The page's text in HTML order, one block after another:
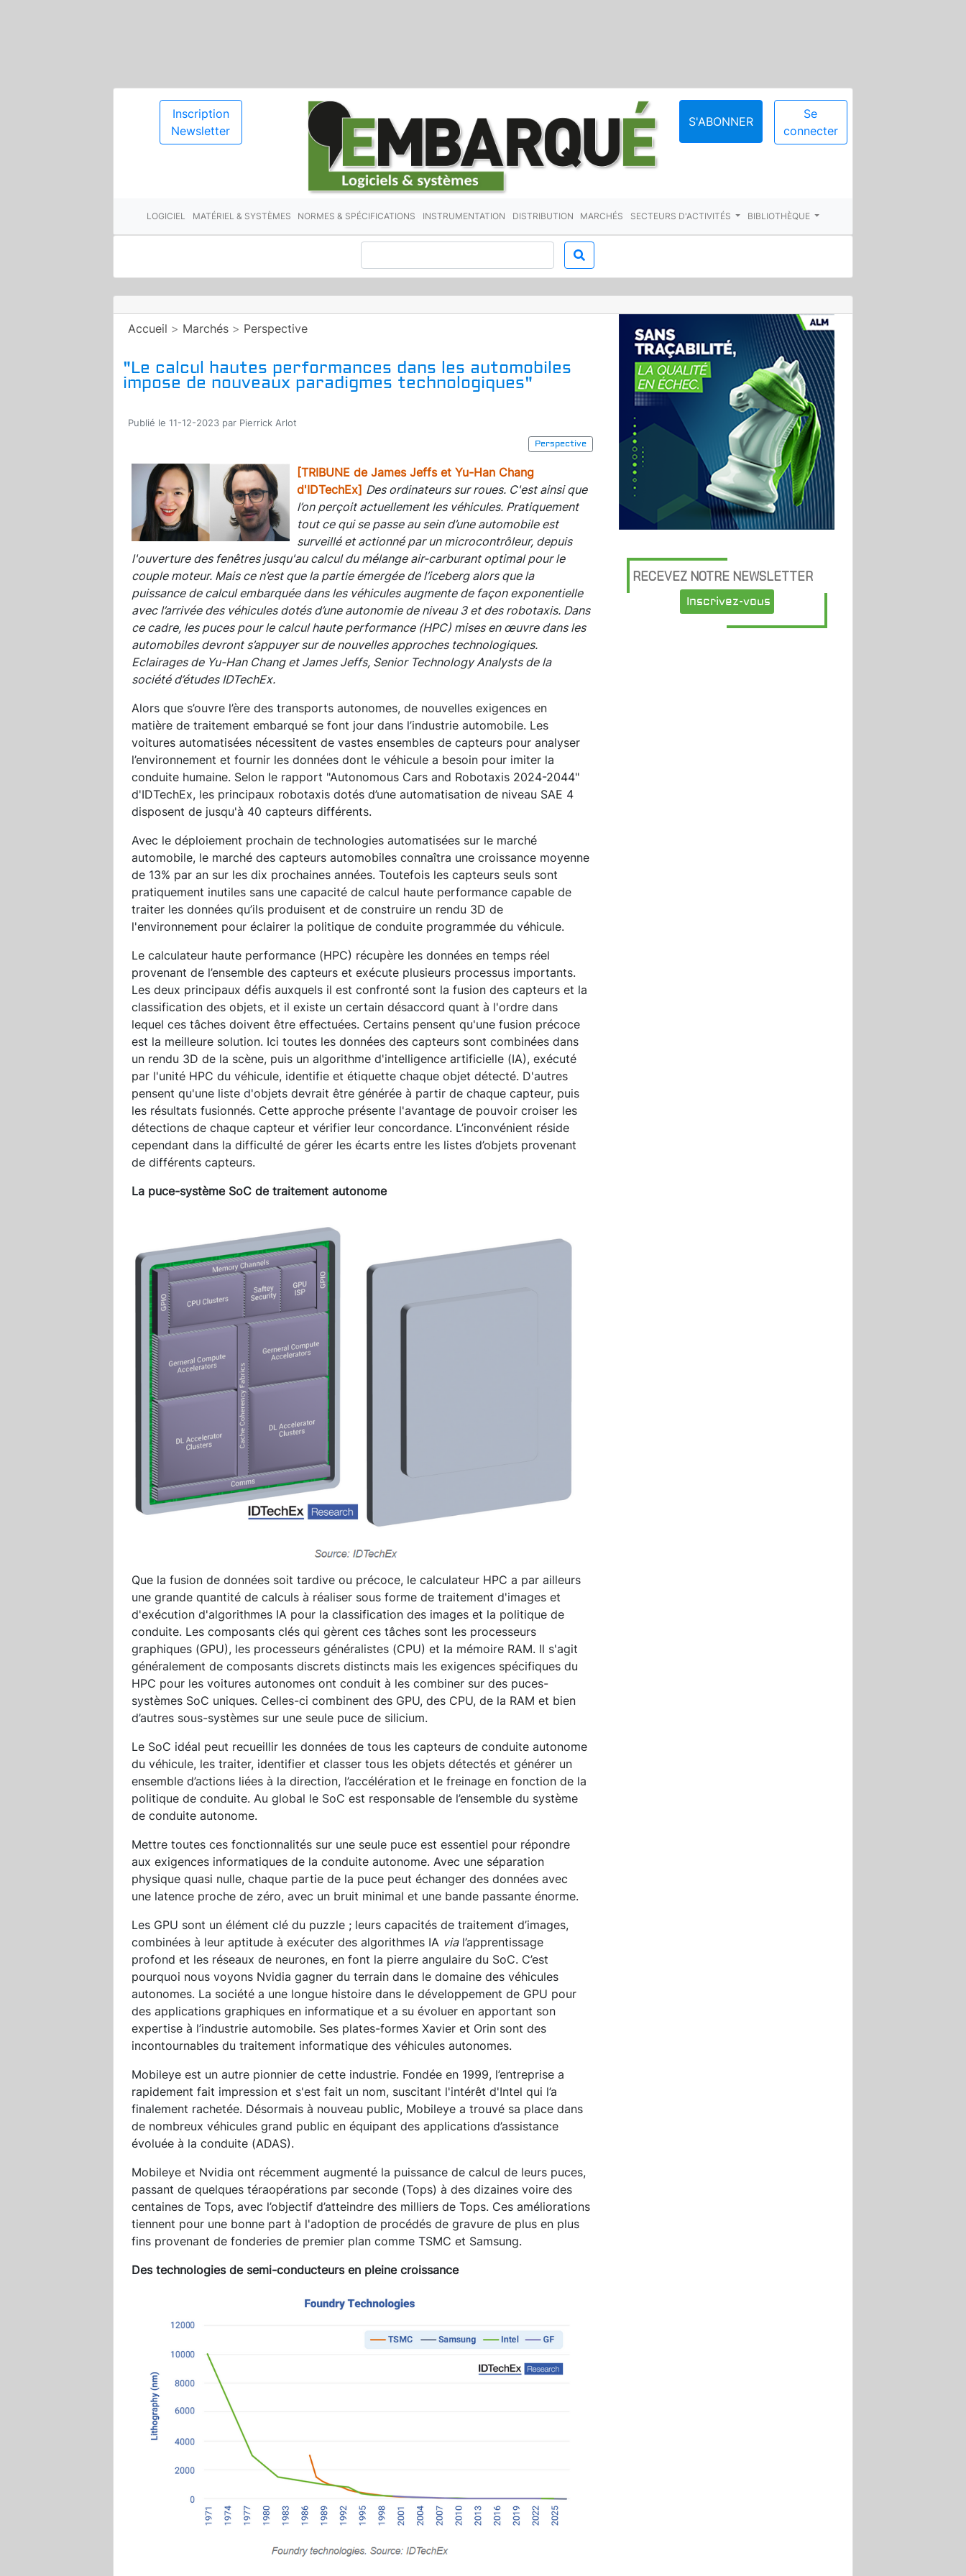
Inscription
Newsletter
S'ABONNER
Se
connecter
LOGICIEL MATÉRIEL & SYSTÈMES NORMES & SPÉCIFICATIONS INSTRUMENTATION DISTRIBUTION MARCHÉS SECTEURS D'ACTIVITÉS BIBLIOTHÈQUE
Accueil > Marchés > Perspective
"Le calcul hautes performances dans les automobiles
impose de nouveaux paradigmes technologiques"
Publié le 11-12-2023 par Pierrick Arlot
Perspective
[TRIBUNE de James Jeffs et Yu-Han Chang
d'IDTechEx] Des ordinateurs sur roues. C'est ainsi que
l’on perçoit actuellement les véhicules. Pratiquement
tout ce qui se passe au sein d’une automobile est
surveillé et actionné par un microcontrôleur, depuis
l'ouverture des fenêtres jusqu'au calcul du mélange air-carburant optimal pour le
couple moteur. Mais ce n’est que la partie émergée de l’iceberg alors que la
puissance de calcul embarquée dans les véhicules augmente de façon exponentielle
avec l’arrivée des véhicules dotés d’une autonomie de niveau 3 et des robotaxis. Dans
ce cadre, les puces pour le calcul haute performance (HPC) mises en œuvre dans les
automobiles devront s’appuyer sur de nouvelles approches technologiques.
Eclairages de Yu-Han Chang et James Jeffs, Senior Technology Analysts de la
société d’études IDTechEx.
Alors que s’ouvre l’ère des transports autonomes, de nouvelles exigences en
matière de traitement embarqué se font jour dans l’industrie automobile. Les
voitures automatisées nécessitent de vastes ensembles de capteurs pour analyser
l’environnement et fournir les données dont le véhicule a besoin pour imiter la
conduite humaine. Selon le rapport "Autonomous Cars and Robotaxis 2024-2044"
d'IDTechEx, les principaux robotaxis dotés d’une automatisation de niveau SAE 4
disposent de jusqu'à 40 capteurs différents.
Avec le déploiement prochain de technologies automatisées sur le marché
automobile, le marché des capteurs automobiles connaîtra une croissance moyenne
de 13% par an sur les dix prochaines années. Toutefois les capteurs seuls sont
pratiquement inutiles sans une capacité de calcul haute performance capable de
traiter les données qu’ils produisent et de construire un rendu 3D de
l'environnement pour éclairer la politique de conduite programmée du véhicule.
Le calculateur haute performance (HPC) récupère les données en temps réel
provenant de l’ensemble des capteurs et exécute plusieurs processus importants.
Les deux principaux défis auxquels il est confronté sont la fusion des capteurs et la
classification des objets, et il existe un certain désaccord quant à l'ordre dans
lequel ces tâches doivent être effectuées. Certains pensent qu'une fusion précoce
est la meilleure solution. Ici toutes les données des capteurs sont combinées dans
un rendu 3D de la scène, puis un algorithme d'intelligence artificielle (IA), exécuté
par l'unité HPC du véhicule, identifie et étiquette chaque objet détecté. D'autres
pensent qu'une liste d'objets devrait être générée à partir de chaque capteur, puis
les résultats fusionnés. Cette approche présente l'avantage de pouvoir croiser les
détections de chaque capteur et vérifier leur concordance. L’inconvénient réside
cependant dans la difficulté de gérer les écarts entre les listes d’objets provenant
de différents capteurs.
La puce-système SoC de traitement autonome
Que la fusion de données soit tardive ou précoce, le calculateur HPC a par ailleurs
une grande quantité de calculs à réaliser sous forme de traitement d'images et
d'exécution d'algorithmes IA pour la classification des images et la politique de
conduite. Les composants clés qui gèrent ces tâches sont les processeurs
graphiques (GPU), les processeurs généralistes (CPU) et la mémoire RAM. Il s'agit
généralement de composants discrets distincts mais les exigences spécifiques du
HPC pour les voitures autonomes ont conduit à les combiner sur des puces-
systèmes SoC uniques. Celles-ci combinent des GPU, des CPU, de la RAM et bien
d’autres sous-systèmes sur une seule puce de silicium.
Le SoC idéal peut recueillir les données de tous les capteurs de conduite autonome
du véhicule, les traiter, identifier et classer tous les objets détectés et générer un
ensemble d’actions liées à la direction, l’accélération et le freinage en fonction de la
politique de conduite. Au global le SoC est responsable de l’ensemble du système
de conduite autonome.
Mettre toutes ces fonctionnalités sur une seule puce est essentiel pour répondre
aux exigences informatiques de la conduite autonome. Avec une séparation
physique quasi nulle, chaque partie de la puce peut échanger des données avec
une latence proche de zéro, avec un bruit minimal et une bande passante énorme.
Les GPU sont un élément clé du puzzle ; leurs capacités de traitement d’images,
combinées à leur aptitude à exécuter des algorithmes IA vial’apprentissage
profond et les réseaux de neurones, en font la pierre angulaire du SoC. C’est
pourquoi nous voyons Nvidia gagner du terrain dans le domaine des véhicules
autonomes. La société a une longue histoire dans le développement de GPU pour
des applications graphiques en informatique et a su évoluer en apportant son
expertise à l’industrie automobile. Ses plates-formes Xavier et Orin sont des
incontournables du traitement informatique des véhicules autonomes.
Mobileye est un autre pionnier de cette industrie. Fondée en 1999, l’entreprise a
rapidement fait impression et s'est fait un nom, suscitant l'intérêt d'Intel qui l’a
finalement rachetée. Désormais à nouveau public, Mobileye a trouvé sa place dans
de nombreux véhicules grand public en équipant des applications d’assistance
évoluée à la conduite (ADAS).
Mobileye et Nvidia ont récemment augmenté la puissance de calcul de leurs puces,
passant de quelques téraopérations par seconde (Tops) à des dizaines voire des
centaines de Tops, avec l’objectif d’atteindre des milliers de Tops. Ces améliorations
tiennent pour une bonne part à l'adoption de procédés de gravure de plus en plus
fins provenant de fonderies de premier plan comme TSMC et Samsung.
Des technologies de semi-conducteurs en pleine croissance
RECEVEZ NOTRE NEWSLETTER
Inscrivez-vous